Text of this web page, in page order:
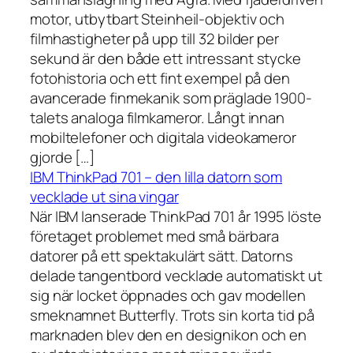
motor, utbytbart Steinheil-objektiv och
filmhastigheter på upp till 32 bilder per
sekund är den både ett intressant stycke
fotohistoria och ett fint exempel på den
avancerade finmekanik som präglade 1900-
talets analoga filmkameror. Långt innan
mobiltelefoner och digitala videokameror
gjorde […]
IBM ThinkPad 701 – den lilla datorn som
vecklade ut sina vingar
När IBM lanserade ThinkPad 701 år 1995 löste
företaget problemet med små bärbara
datorer på ett spektakulärt sätt. Datorns
delade tangentbord vecklade automatiskt ut
sig när locket öppnades och gav modellen
smeknamnet Butterfly. Trots sin korta tid på
marknaden blev den en designikon och en